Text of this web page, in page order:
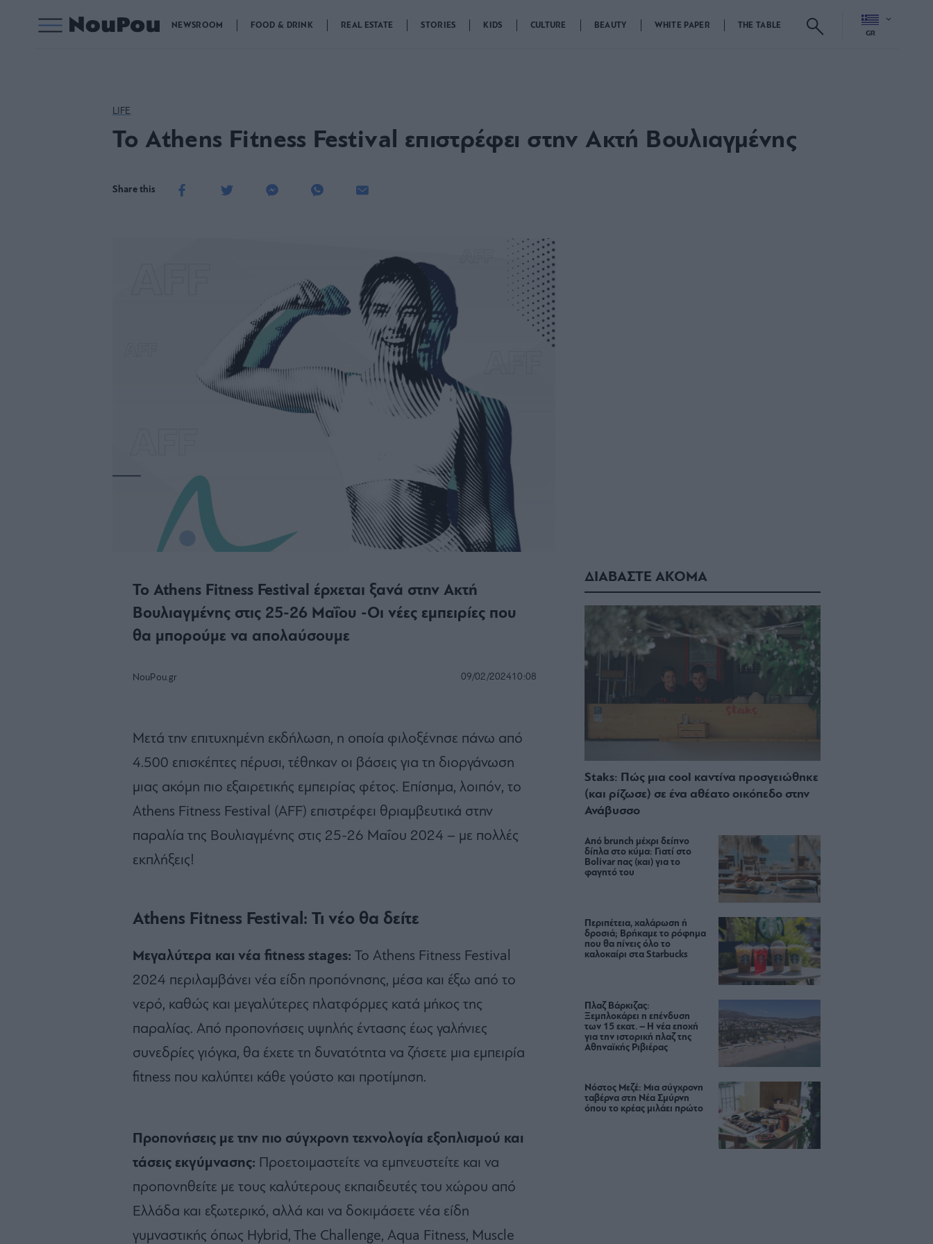
NEWSROOM FOOD & DRINK REAL ESTATE STORIES KIDS CULTURE BEAUTY WHITE PAPER THE TABLE
GR
LIFE
Το Athens Fitness Festival επιστρέφει στην Ακτή Βουλιαγμένης
Share this
Το Athens Fitness Festival έρχεται ξανά στην Ακτή
Βουλιαγμένης στις 25-26 Μαΐου -Οι νέες εμπειρίες που
θα μπορούμε να απολαύσουμε
NouPou.gr 09/02/202410:08
Μετά την επιτυχημένη εκδήλωση, η οποία φιλοξένησε πάνω από
4.500 επισκέπτες πέρυσι, τέθηκαν οι βάσεις για τη διοργάνωση
μιας ακόμη πιο εξαιρετικής εμπειρίας φέτος. Επίσημα, λοιπόν, το
Athens Fitness Festival (AFF) επιστρέφει θριαμβευτικά στην
παραλία της Βουλιαγμένης στις 25-26 Μαΐου 2024 – με πολλές
εκπλήξεις!
Athens Fitness Festival: Τι νέο θα δείτε
Μεγαλύτερα και νέα fitness stages: Το Athens Fitness Festival
2024 περιλαμβάνει νέα είδη προπόνησης, μέσα και έξω από το
νερό, καθώς και μεγαλύτερες πλατφόρμες κατά μήκος της
παραλίας. Από προπονήσεις υψηλής έντασης έως γαλήνιες
συνεδρίες γιόγκα, θα έχετε τη δυνατότητα να ζήσετε μια εμπειρία
fitness που καλύπτει κάθε γούστο και προτίμηση.
Προπονήσεις με την πιο σύγχρονη τεχνολογία εξοπλισμού και
τάσεις εκγύμνασης: Προετοιμαστείτε να εμπνευστείτε και να
προπονηθείτε με τους καλύτερους εκπαιδευτές του χώρου από
Ελλάδα και εξωτερικό, αλλά και να δοκιμάσετε νέα είδη
γυμναστικής όπως Hybrid, The Challenge, Aqua Fitness, Muscle
ΔΙΑΒΑΣΤΕ ΑΚΟΜΑ
Staks: Πώς μια cool καντίνα προσγειώθηκε
(και ρίζωσε) σε ένα αθέατο οικόπεδο στην
Ανάβυσσο
Από brunch μέχρι δείπνο
δίπλα στο κύμα: Γιατί στο
Bolivar πας (και) για το
φαγητό του
Περιπέτεια, χαλάρωση ή
δροσιά; Βρήκαμε το ρόφημα
που θα πίνεις όλο το
καλοκαίρι στα Starbucks
Πλαζ Βάρκιζας:
Ξεμπλοκάρει η επένδυση
των 15 εκατ. – Η νέα εποχή
για την ιστορική πλαζ της
Αθηναϊκής Ριβιέρας
Νόστος Μεζέ: Μια σύγχρονη
ταβέρνα στη Νέα Σμύρνη
όπου το κρέας μιλάει πρώτο